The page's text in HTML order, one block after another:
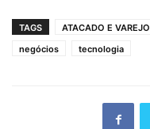
TAGS ATACADO E VAREJO
negócios
tecnologia